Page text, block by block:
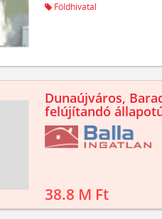
Földhivatal
Dunaújváros,
felújítandó
38.8 M Ft